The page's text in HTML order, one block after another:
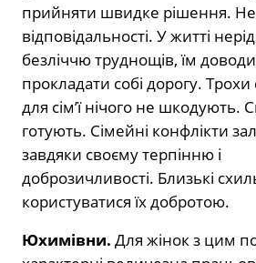
прийняти швидке рішення.
відповідальності. У житті
безліччю труднощів, їм
прокладати собі дорогу. Трохи
для сім’ї нічого не шкодують.
готують. Сімейні конфлікти
завдяки своєму терпінню і
доброзичливості. Близькі
користуватися їх добротою.
Юхимівни. Для жінок з цим